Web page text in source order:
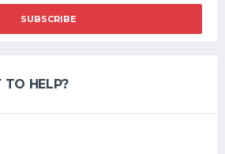
SUBSCRIBE
TO HELP?